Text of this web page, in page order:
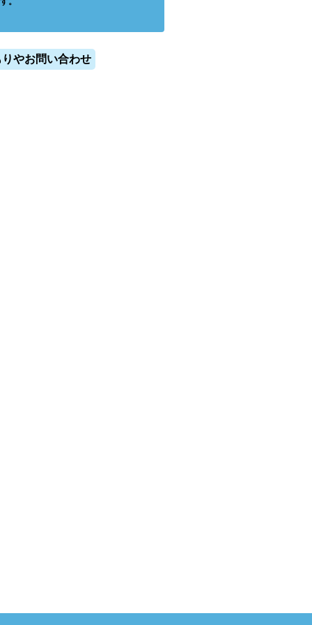
やお問い合わせ